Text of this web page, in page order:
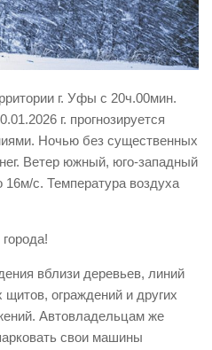
объектов
г. Уфы с 20ч.00мин.
г. прогнозируется
Ночью без существенных
Ветер южный, юго-западный
с. Температура воздуха
вблизи деревьев, линий
ограждений и других
Автовладельцам же
свои машины